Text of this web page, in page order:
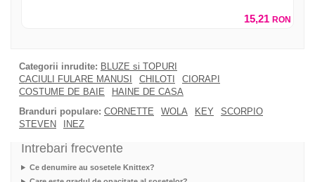
15,21 RON
Categorii inrudite: BLUZE si TOPURI
CACIULI FULARE MANUSI
CHILOTI
CIORAPI
COSTUME DE BAIE
HAINE DE CASA
Branduri populare: CORNETTE WOLA KEY
SCORPIO
STEVEN
INEZ
Intrebari frecvente
Ce denumire au sosetele Knittex?